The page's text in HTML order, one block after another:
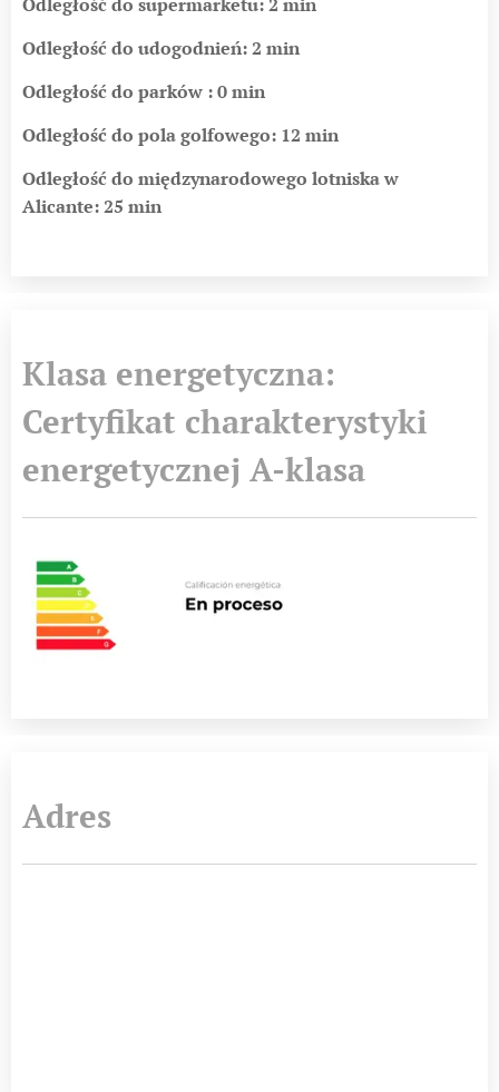
Odległość do udogodnień: 2 min
Odległość do parków : 0 min
Odległość do pola golfowego: 12 min
Odległość do międzynarodowego lotniska w
Alicante: 25 min
Klasa energetyczna:
Certyfikat charakterystyki
energetycznej A-klasa
Adres